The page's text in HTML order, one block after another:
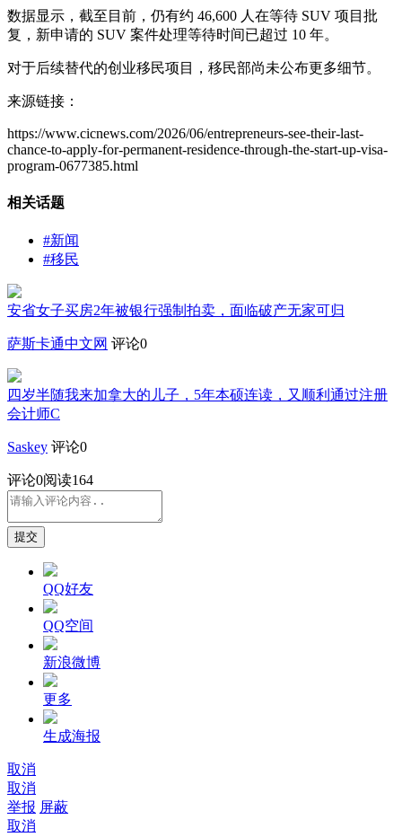
数据显示，截至目前，仍有约 46,600 人在等待 SUV 项目批
复，新申请的 SUV 案件处理等待时间已超过 10 年。
对于后续替代的创业移民项目，移民部尚未公布更多细节。
来源链接：
https://www.cicnews.com/2026/06/entrepreneurs-see-their-last-
chance-to-apply-for-permanent-residence-through-the-start-up-visa-
program-0677385.html
相关话题
#新闻
#移民
安省女子买房2年被银行强制拍卖，面临破产无家可归
萨斯卡通中文网 评论0
四岁半随我来加拿大的儿子，5年本硕连读，又顺利通过注册
会计师C
Saskey 评论0
评论0阅读164
提交
QQ好友
QQ空间
新浪微博
更多
生成海报
取消
取消
举报 屏蔽
取消